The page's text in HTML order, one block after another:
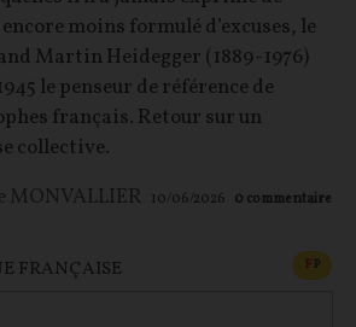
moins formulé d’excuses, le
Martin Heidegger (1889-1976)
le penseur de référence de
français. Retour sur un
collective.
MONVALLIER 10/06/2026 0 commentaire
FRANÇAISE FP